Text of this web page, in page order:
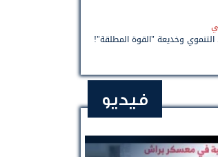
التنموي وخديعة "القوة المطلقة"!
فيديو